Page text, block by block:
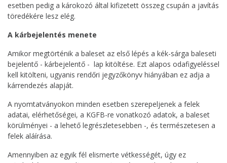
esetben pedig a károkozó által kifizetett összeg csupán a javítás
töredékére lesz elég.
A kárbejelentés menete
Amikor megtörténik a baleset az első lépés a kék-sárga baleseti
bejelentő - kárbejelentő - lap kitöltése. Ezt alapos odafigyeléssel
kell kitölteni, ugyanis rendőri jegyzőkönyv hiányában ez adja a
kárrendezés alapját.
A nyomtatványokon minden esetben szerepeljenek a felek
adatai, elérhetőségei, a KGFB-re vonatkozó adatok, a baleset
körülményei - a lehető legrészletesebben -, és természetesen a
felek aláírása.
Amennyiben az egyik fél elismerte vétkességét, úgy ez